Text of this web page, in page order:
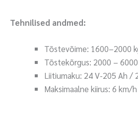
Tehnilised andmed:
Tõstevõime: 1600–2000
Tõstekõrgus: 2000 –
Liitiumaku: 24 V-205 Ah /
Maksimaalne kiirus: 6 km/h